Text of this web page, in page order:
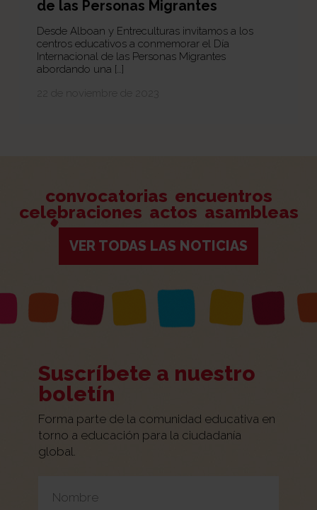
de las Personas Migrantes
Desde Alboan y Entreculturas invitamos a los
centros educativos a conmemorar el Día
Internacional de las Personas Migrantes
abordando una […]
22 de noviembre de 2023
convocatorias encuentros
celebraciones actos asambleas
VER TODAS LAS NOTICIAS
Suscríbete a nuestro
boletín
Forma parte de la comunidad educativa en
torno a educación para la ciudadanía
global.